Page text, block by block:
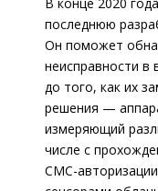
последнюю
Он поможет
неисправности
до того, как их
решения —
измеряющий
числе с
СМС-